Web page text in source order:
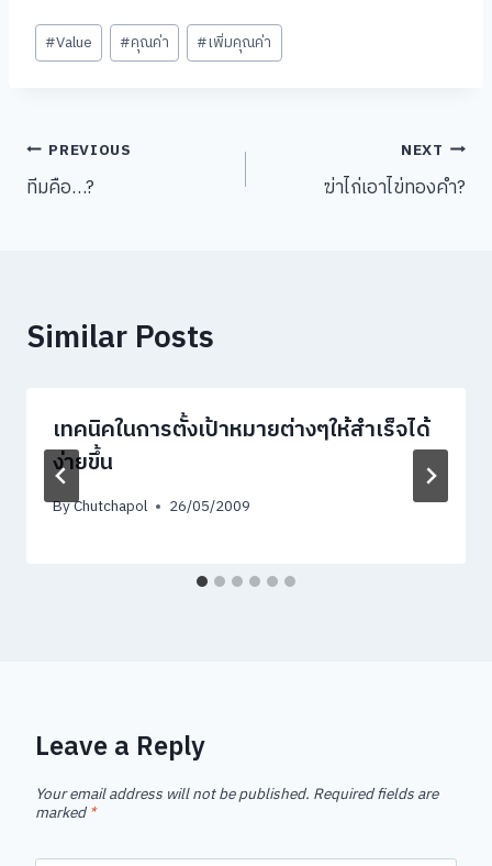
Post
Tags:
#Value #คุณค่า #เพิ่มคุณค่า
Post
navigation
PREVIOUS
ทีมคือ…?
NEXT
ฆ่าไก่เอาไข่ทองคำ?
Similar Posts
เทคนิคในการตั้งเป้าหมายต่างๆให้สำเร็จได้
ง่ายขึ้น
ByChutchapol 26/05/2009
Leave a Reply
Your email address will not be published. Required fields are
marked*